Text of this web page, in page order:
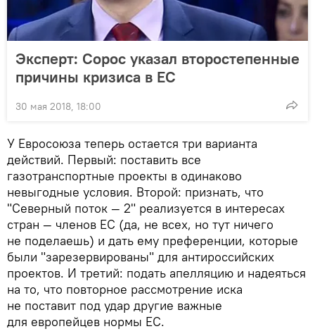
Эксперт: Сорос указал второстепенные
причины кризиса в ЕС
30 мая 2018, 18:00
У Евросоюза теперь остается три варианта
действий. Первый: поставить все
газотранспортные проекты в одинаково
невыгодные условия. Второй: признать, что
"Северный поток — 2" реализуется в интересах
стран — членов ЕС (да, не всех, но тут ничего
не поделаешь) и дать ему преференции, которые
были "зарезервированы" для антироссийских
проектов. И третий: подать апелляцию и надеяться
на то, что повторное рассмотрение иска
не поставит под удар другие важные
для европейцев нормы ЕС.